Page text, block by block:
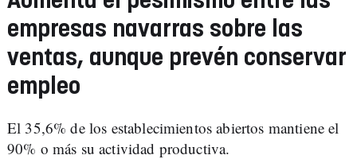
empresas navarras sobre las
ventas, aunque prevén conservar
empleo
El 35,6% de los establecimientos abiertos mantiene el
90% o más su actividad productiva.